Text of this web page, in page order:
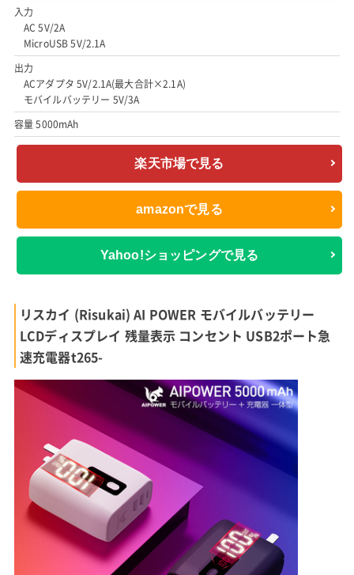
入力
AC 5V/2A
MicroUSB 5V/2.1A
出力
ACアダプタ 5V/2.1A(最大合計×2.1A)
モバイルバッテリー 5V/3A
容量 5000mAh
楽天市場で見る
amazonで見る
Yahoo!ショッピングで見る
リスカイ (Risukai) AI POWER モバイルバッテリー
LCDディスプレイ 残量表示 コンセント USB2ポート急
速充電器t265-